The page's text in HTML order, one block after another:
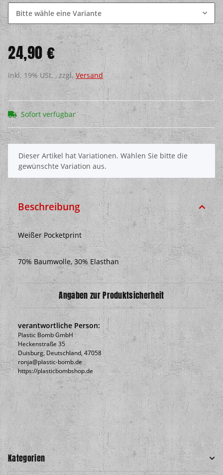
Bitte wähle eine Variante
24,90 €
inkl. 19% USt. , zzgl.Versand
Sofort verfügbar
x
Dieser Artikel hat Variationen. Wählen Sie bitte die
gewünschte Variation aus.
Beschreibung
Weißer Pocketprint
70% Baumwolle, 30% Elasthan
Angaben zur Produktsicherheit
verantwortliche Person:
Plastic Bomb GmbH
Heckenstraße 35
Duisburg, Deutschland, 47058
ronja@plastic-bomb.de
https://plasticbombshop.de
Kategorien